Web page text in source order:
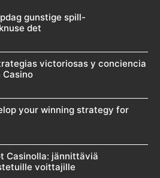
gunstige spill-
det
victoriosas y conciencia
Casino
your winning strategy for
Casinolla: jännittäviä
voittajille